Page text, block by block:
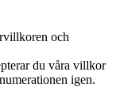
och
du våra villkor
igen.